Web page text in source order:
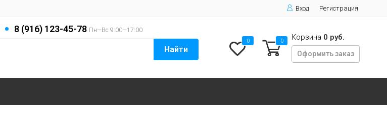
Вход Регистрация
8 (916) 123-45-78 Пн—Вс 9:00—17:00
Найти
0 0 Корзина 0 руб.
Оформить заказ